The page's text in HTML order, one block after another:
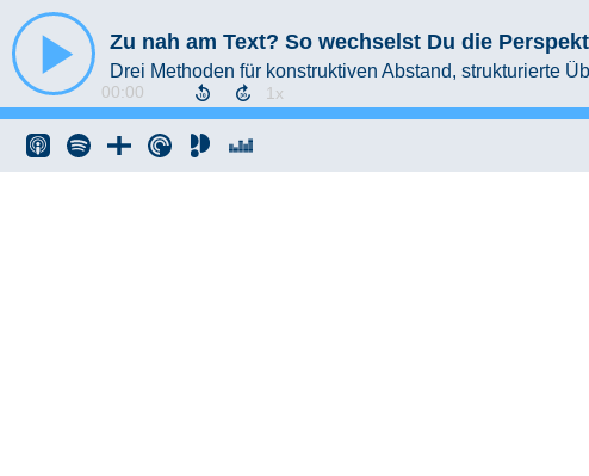
Zu nah am Text? So wechselst Du die
Drei Methoden für konstruktiven Abstand, strukturierte
00:00